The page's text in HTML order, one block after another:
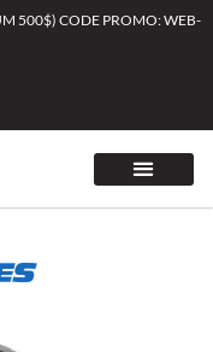
500$) CODE PROMO: WEB-